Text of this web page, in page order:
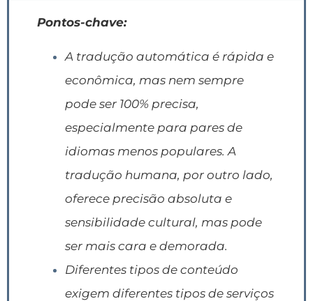
Pontos-chave:
A tradução automática é rápida e
econômica, mas nem sempre
pode ser 100% precisa,
especialmente para pares de
idiomas menos populares. A
tradução humana, por outro lado,
oferece precisão absoluta e
sensibilidade cultural, mas pode
ser mais cara e demorada.
Diferentes tipos de conteúdo
exigem diferentes tipos de serviços